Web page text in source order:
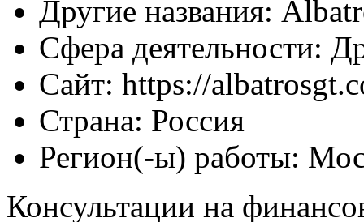
Другие названия:
Сфера деятельности:
Сайт: https://
Страна: Россия
Регион(-ы) работы:
Консультации на